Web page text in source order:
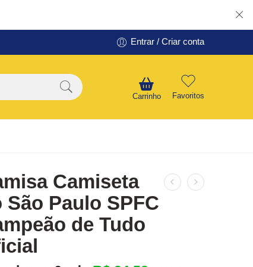
Entrar / Criar conta
Carrinho Favoritos
Camiseta
São Paulo SPFC
de Tudo